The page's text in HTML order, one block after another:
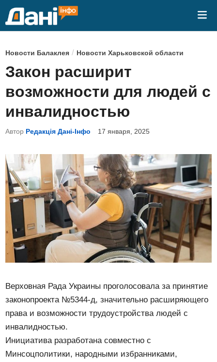
О
п
у
б
л
и
к
в
а
н
о
Новости Балаклея / Новости Харьковской области
Закон расширит
возможности для людей с
инвалидностью
Автор Редакція Дані-Інфо 17 января, 2025
Верховная Рада Украины проголосовала за принятие
законопроекта №5344-д, значительно расширяющего
права и возможности трудоустройства людей с
инвалидностью.
Инициатива разработана совместно с
Минсоцполитики, народными избранниками,